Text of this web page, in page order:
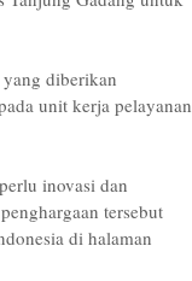
diberikan
unit kerja pelayanan
inovasi dan
tersebut
di halaman